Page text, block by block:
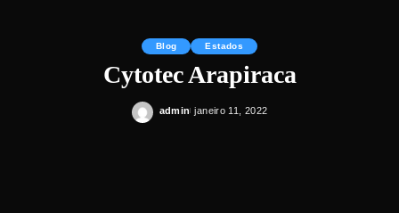
Blog Estados
Cytotec Arapiraca
Posted
admin janeiro 11, 2022